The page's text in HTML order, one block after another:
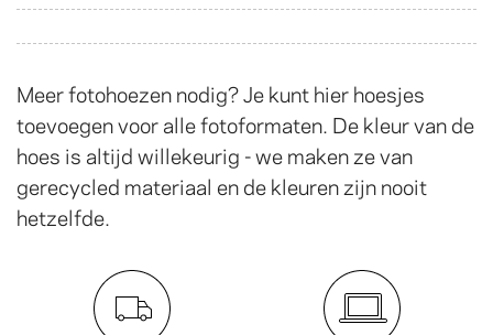
Meer fotohoezen nodig? Je kunt hier hoesjes
toevoegen voor alle fotoformaten. De kleur van de
hoes is altijd willekeurig - we maken ze van
gerecycled materiaal en de kleuren zijn nooit
hetzelfde.